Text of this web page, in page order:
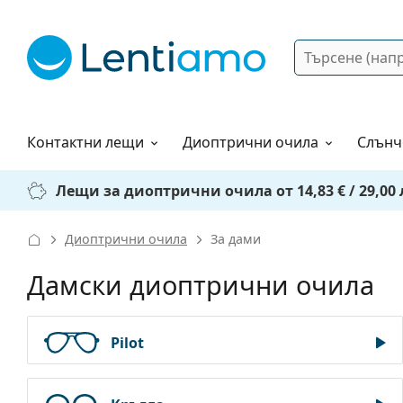
Търсене
Контактни лещи
Разтвори Диоптрични очила
Как да поръчам?
Лещи за диоптрични очила от 14,83 € / 29,00
Диоптрични очила За дами
Дамски диоптрични очила
Pilot